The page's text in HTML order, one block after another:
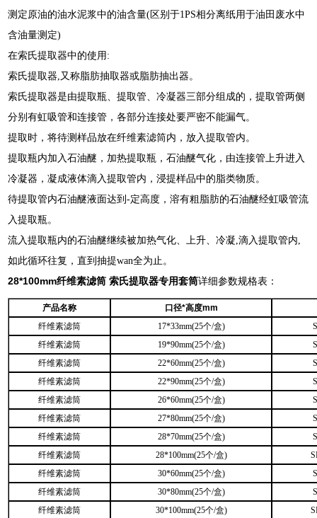
测定原油的油水泥浆中的油含量(区别于1PS相分离纸用于油田废水中
含油量测定)
在索氏提取器中的使用:
索氏提取器,又称脂肪抽取器或脂肪抽出器。
索氏提取器是由提取瓶、提取管、冷凝器三部分组成的，提取管两侧
分别有虹吸管和连接管，各部分连接处要严密不能漏气。
提取时，将待测样品放在纤维素滤筒内，放入提取管内。
提取瓶内加入石油醚，加热提取瓶，石油醚气化，由连接管上升进入
冷凝器，凝成液体滴入提取管内，浸提样品中的脂类物质。
待提取管内石油醚液面达到-定高度，溶有粗脂肪的石油醚经虹吸管流
入提取瓶。
流入提取瓶内的石油醚继续被加热气化、上升、冷凝,滴入提取管内,
如此循环往复，直到抽提wan全为止。
28*100mm纤维素滤筒 索氏提取器专用套筒详细参数规格表：
产品名称
口径*高度mm
纤维素滤筒
17*33mm(25个/盒)
纤维素滤筒
19*90mm(25个/盒)
纤维素滤筒
22*60mm(25个/盒)
纤维素滤筒
22*90mm(25个/盒)
纤维素滤筒
26*60mm(25个/盒)
纤维素滤筒
27*80mm(25个/盒)
纤维素滤筒
28*70mm(25个/盒)
纤维素滤筒
28*100mm(25个/盒)
纤维素滤筒
30*60mm(25个/盒)
纤维素滤筒
30*80mm(25个/盒)
纤维素滤筒
30*100mm(25个/盒)